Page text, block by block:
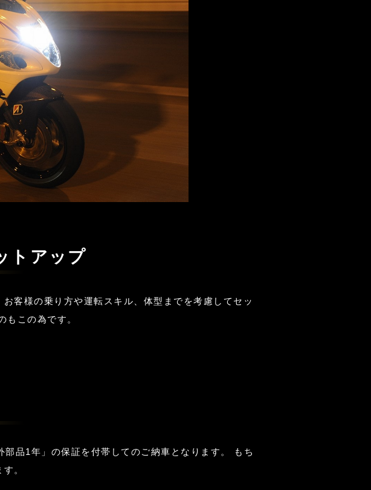
トアップ
客様の乗り方や運転スキル、体型までを考慮してセッ
もこの為です。
品1年」の保証を付帯してのご納車となります。 もち
。